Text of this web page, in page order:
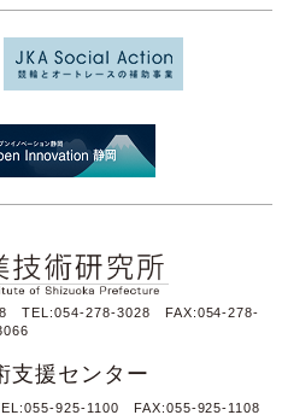
TEL:054-278-3028 FAX:054-278-
支援センター
925-1100 FAX:055-925-1108